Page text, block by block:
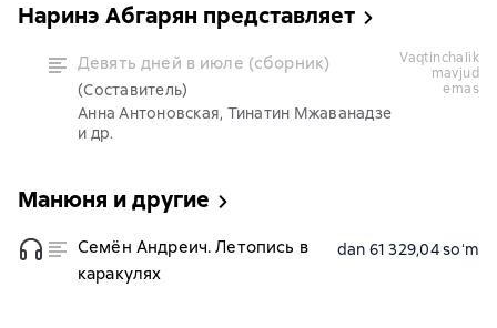
Наринэ Абгарян представляет
Девять дней в июле (сборник)
(Составитель)
Анна Антоновская, Тинатин Мжаванадзе
и др.
vaqtinchalik
mavjud
emas
Манюня и другие
Семён Андреич. Летопись в
каракулях
dan 61 329,04 soʻm